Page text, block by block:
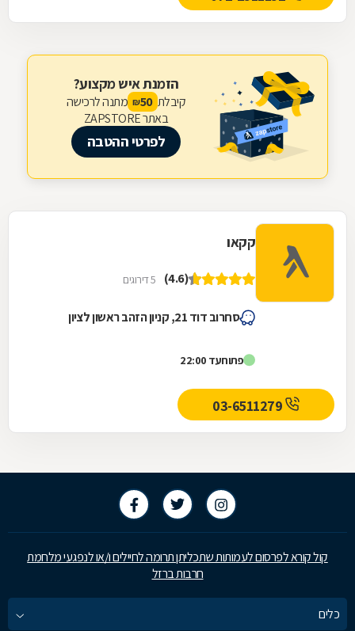
הזמנת איש מקצוע?
קיבלת 50
₪ מתנה לרכישה
באתר ZAPSTORE
לפרטי ההטבה
קקאו
(4.6) 5 דירוגים
סחרוב דוד 21, קניון הזהב ראשון לציון
פתוחעד 22:00
קול קורא לפרסום לעמותות שתכליתן תרומה לחיילים ו/או לנפגעי מלחמת
חרבות ברזל
כלים